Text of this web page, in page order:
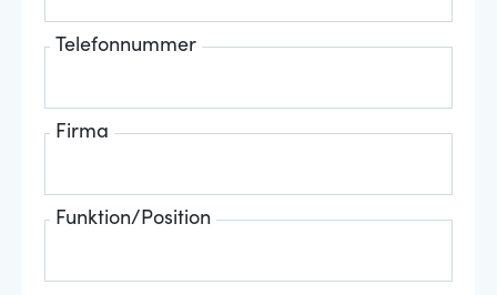
Telefonnummer
Firma
Funktion/Position